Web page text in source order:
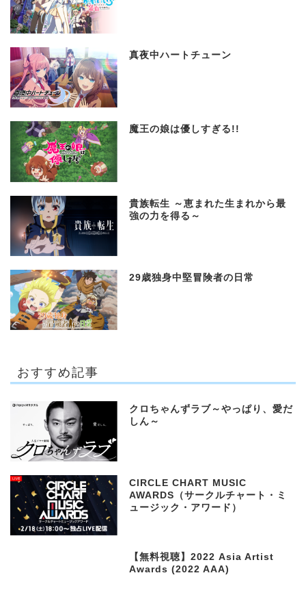
真夜中ハートチューン
魔王の娘は優しすぎる!!
貴族転生 ～恵まれた生まれから最
強の力を得る～
29歳独身中堅冒険者の日常
おすすめ記事
クロちゃんずラブ～やっぱり、愛だ
しん～
CIRCLE CHART MUSIC
AWARDS（サークルチャート・ミ
ュージック・アワード）
【無料視聴】2022 Asia Artist
Awards (2022 AAA)